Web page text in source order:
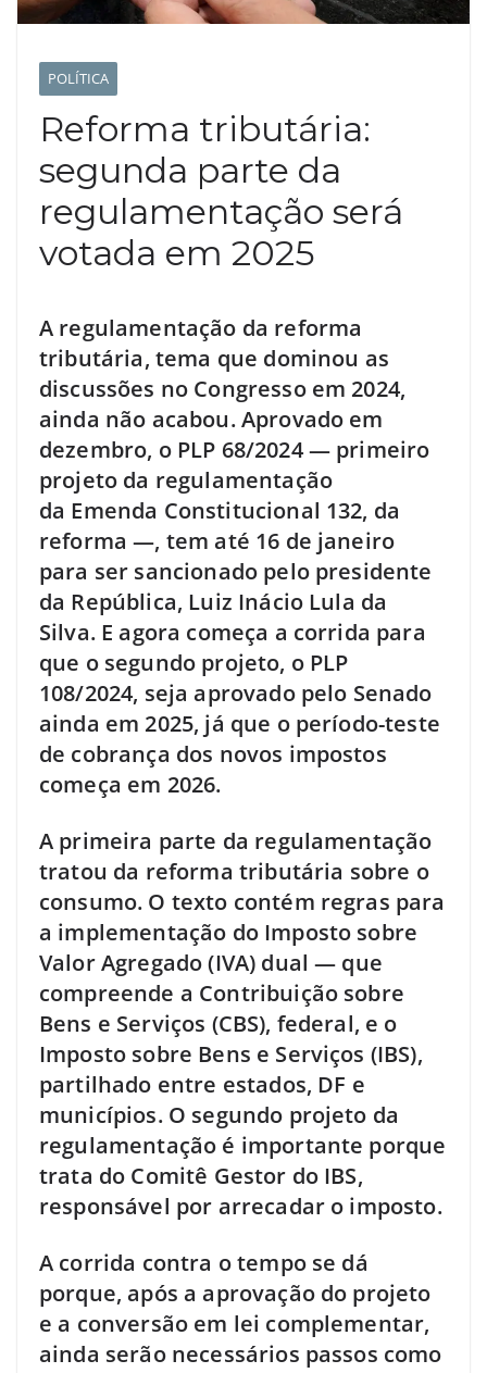
POLÍTICA
Reforma tributária:
segunda parte da
regulamentação será
votada em 2025
A regulamentação da reforma
tributária, tema que dominou as
discussões no Congresso em 2024,
ainda não acabou. Aprovado em
dezembro, o PLP 68/2024 — primeiro
projeto da regulamentação
da Emenda Constitucional 132, da
reforma —, tem até 16 de janeiro
para ser sancionado pelo presidente
da República, Luiz Inácio Lula da
Silva. E agora começa a corrida para
que o segundo projeto, o PLP
108/2024, seja aprovado pelo Senado
ainda em 2025, já que o período-teste
de cobrança dos novos impostos
começa em 2026.
A primeira parte da regulamentação
tratou da reforma tributária sobre o
consumo. O texto contém regras para
a implementação do Imposto sobre
Valor Agregado (IVA) dual — que
compreende a Contribuição sobre
Bens e Serviços (CBS), federal, e o
Imposto sobre Bens e Serviços (IBS),
partilhado entre estados, DF e
municípios. O segundo projeto da
regulamentação é importante porque
trata do Comitê Gestor do IBS,
responsável por arrecadar o imposto.
A corrida contra o tempo se dá
porque, após a aprovação do projeto
e a conversão em lei complementar,
ainda serão necessários passos como